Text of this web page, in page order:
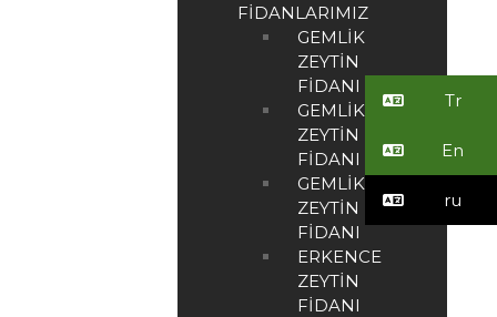
FIDANLARIMIZ
GEMLIK
ZEYTIN
FIDANI
GEMLIK 21
ZEYTIN
FIDANI
GEMLIK 27
ZEYTIN
FIDANI
ERKENCE
ZEYTIN
FIDANI
Tr
En
ru